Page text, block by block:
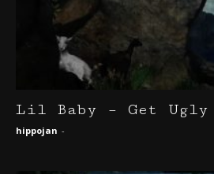
Lil Baby – Get Ugly
hippojan -